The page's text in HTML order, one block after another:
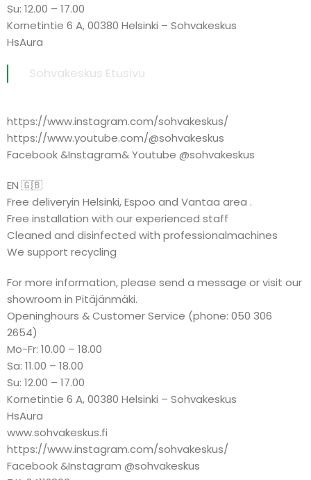
Su: 12.00 – 17.00
Kornetintie 6 A, 00380 Helsinki – Sohvakeskus
HsAura
Sohvakeskus Etusivu
https://www.instagram.com/sohvakeskus/
https://www.youtube.com/@sohvakeskus
Facebook &Instagram& Youtube @sohvakeskus
EN 🇬🇧
Free deliveryin Helsinki, Espoo and Vantaa area .
Free installation with our experienced staff
Cleaned and disinfected with professionalmachines
We support recycling
For more information, please send a message or visit our
showroom in Pitäjänmäki.
Openinghours & Customer Service (phone: 050 306
2654)
Mo-Fr: 10.00 – 18.00
Sa: 11.00 – 18.00
Su: 12.00 – 17.00
Kornetintie 6 A, 00380 Helsinki – Sohvakeskus
HsAura
www.sohvakeskus.fi
https://www.instagram.com/sohvakeskus/
Facebook &Instagram @sohvakeskus